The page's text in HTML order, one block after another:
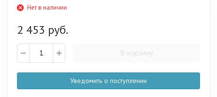
Нет в наличии
2 453 руб.
В корзину
Уведомить о поступлении